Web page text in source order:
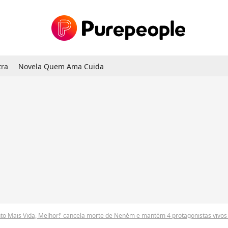
Novela Quem Ama Cuida
Mais Vida, Melhor!' cancela morte de Neném e mantém 4 protagonistas